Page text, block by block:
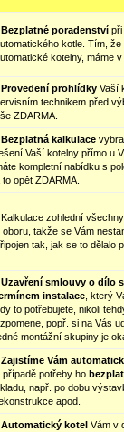
Bezplatné poradenstvípři
kotle. Tím,
kotelny, máme
Provedení prohlídkyVaší
technikem před
ZDARMA.
Bezplatná kalkulace
Vaší kotelny přímo u
kompletní nabídku s
to opět ZDARMA.
Kalkulace zohlední
oboru, takže se Vám
tak, jak se to dělalo
Uzavření smlouvy o dílo
instalace, který
to potřebujete, nikoli
popř. si na Vás
montážní skupiny je
Zajistíme Vám
případě potřeby ho
např. po dobu
apod.
Automatický kotel Vám v